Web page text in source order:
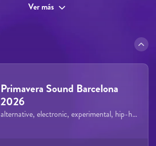
Ver más
Primavera Sound Barcelona
2026
alternative, electronic, experimental, hip-hop, rock, indie, pop